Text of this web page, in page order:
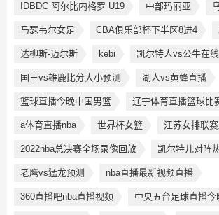
IDBDC 阿尔比内格罗 U19 中部玛丽亚
马瑟韦尔女足 CBA俱乐部杯下半区8进4
达柳斯-迈尔斯 kebi 凯尔特人vs公牛在
国王vs雄鹿比分大小预测 湖人vs黄蜂直播
篮球直播今晚中国男篮 辽宁体育直播篮球比
a体育直播nba 世界杯女篮 江苏女排联
2022nba总决赛全场录像回放 凯尔特儿对阵
老鹰vs猛龙预测 nba直播最新视频直播
360直播吧nba直播视频 中央五台足球直播今